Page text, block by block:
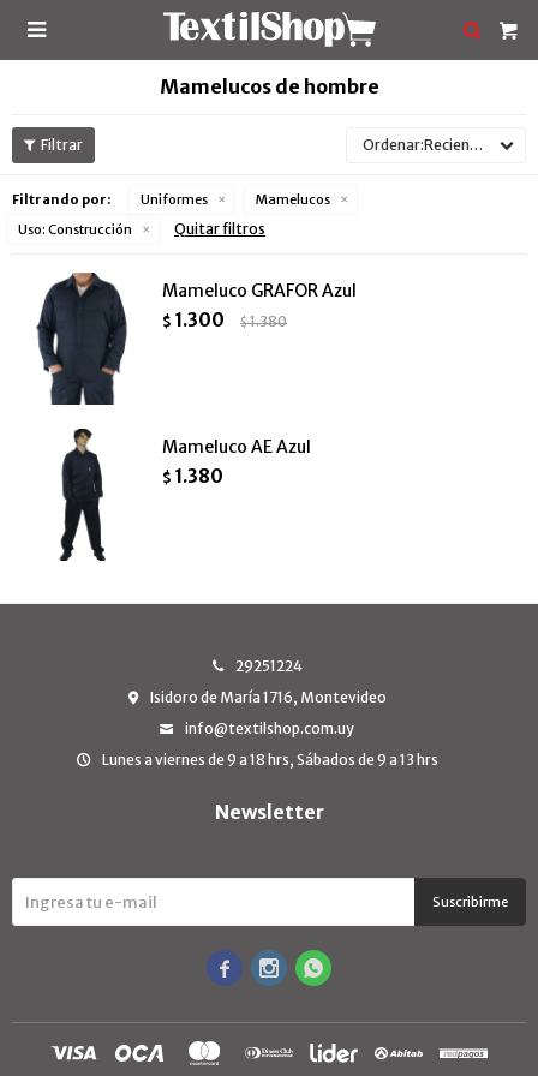

Mamelucos de hombre
Recientes
Filtrando por: Uniformes
Mamelucos
Uso: Construcción Quitar filtros
Mameluco GRAFOR Azul
$ 1.300 $1.380
Mameluco AE Azul
$ 1.380
29251224
Isidoro de María 1716, Montevideo
info@textilshop.com.uy
Lunes a viernes de 9 a 18 hrs, Sábados de 9 a 13 hrs
Newsletter
Suscribirme
  